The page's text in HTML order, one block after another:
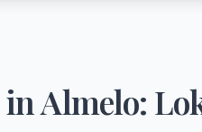
inAlmelo: